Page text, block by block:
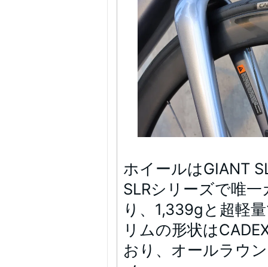
ホイールはGIANT
SLRシリーズで唯
り、1,339gと超軽
リムの形状は
おり、オールラウ